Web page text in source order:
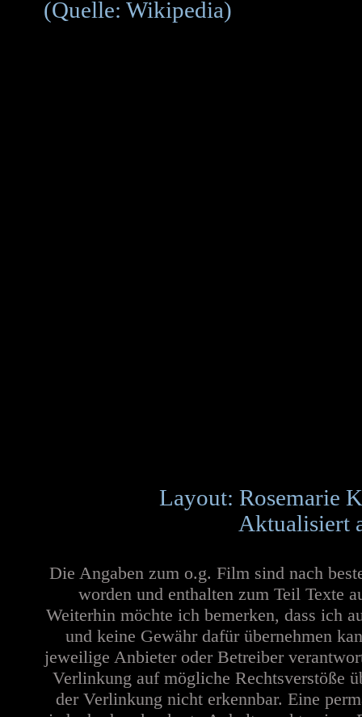
(Quelle: Wikipedia)
Layout: Rosemarie
Aktualisiert
Die Angaben zum o.g. Film sind nach
worden und enthalten zum Teil Texte
Weiterhin möchte ich bemerken, dass ich
und keine Gewähr dafür übernehmen
jeweilige Anbieter oder Betreiber
Verlinkung auf mögliche Rechtsverstöße
der Verlinkung nicht erkennbar. Eine